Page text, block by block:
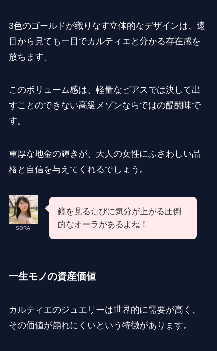
3色のゴールドが織りなす立体的なデザインは、遠
目から見ても一目でカルティエと分かる存在感を
放ちます。
このボリューム感は、軽量なピアスでは決して出
すことのできない高級メゾンならではの醍醐味で
す。
重厚な地金の輝きが、大人の女性にふさわしい品
格と自信を与えてくれるでしょう。
SORA
鏡を見るたびに気分が上がる圧倒
的なオーラがあるよね！
一生モノの資産価値
カルティエのジュエリーは世界的に需要が高く、
その価値が崩れにくいという特徴があります。